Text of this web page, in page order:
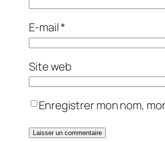
E-mail*
Site web
Enregistrer mon nom,